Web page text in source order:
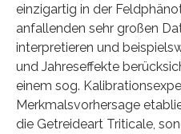
einzigartig in der
anfallenden sehr großen
interpretieren und
und Jahreseffekte
einem sog.
Merkmalsvorhersage
die Getreideart Triticale,